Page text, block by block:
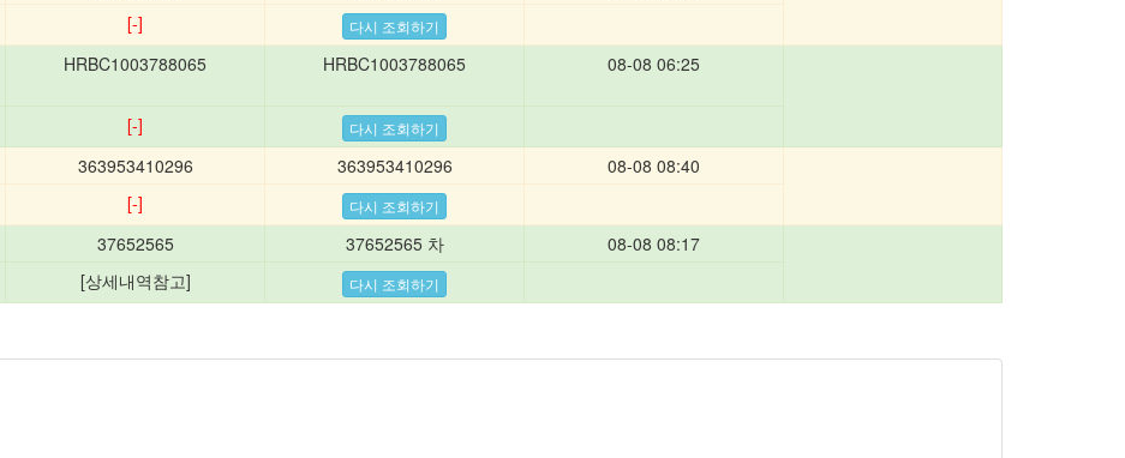
[-]
HRBC1003788065 HRBC1003788065 08-08 06:25
[-]
363953410296 363953410296
08-08 08:40
[-]
37652565 37652565 차
08-08 08:17
[상세내역참고]